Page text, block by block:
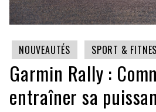
NOUVEAUTÉS SPORT &
Garmin Rally :
entraîner sa